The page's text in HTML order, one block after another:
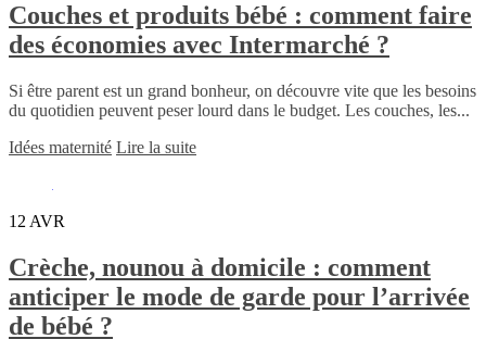
Couches et produits bébé : comment faire
des économies avec Intermarché ?
Si être parent est un grand bonheur, on découvre vite que les besoins
du quotidien peuvent peser lourd dans le budget. Les couches, les...
Idées maternité Lire la suite
12 AVR
Crèche, nounou à domicile : comment
anticiper le mode de garde pour l’arrivée
de bébé ?